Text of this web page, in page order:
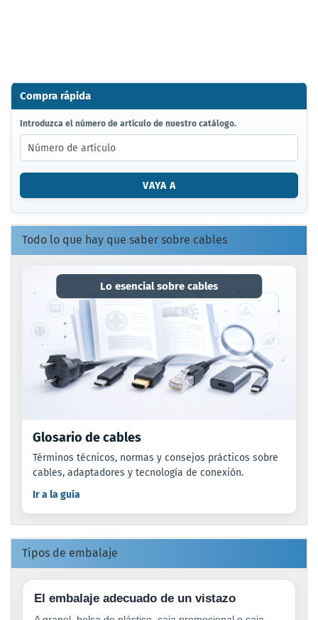
Compra rápida
INTRODUZCA
EL
NÚMERO
DE
ARTÍCULO
NUESTRO
CATÁLOGO.
Introduzca el número de artículo de nuestro catálogo.
VAYA A
Todo lo que hay que saber sobre cables
Lo esencial sobre cables
Glosario de cables
Términos técnicos, normas y consejos prácticos sobre
cables, adaptadores y tecnología de conexión.
Ir a la guía
Tipos de embalaje
El embalaje adecuado de un vistazo